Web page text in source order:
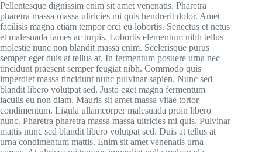
Pellentesque dignissim enim sit amet venenatis. Pharetra
pharetra massa massa ultricies mi quis hendrerit dolor. Amet
facilisis magna etiam tempor orci eu lobortis. Senectus et netus
et malesuada fames ac turpis. Lobortis elementum nibh tellus
molestie nunc non blandit massa enim. Scelerisque purus
semper eget duis at tellus at. In fermentum posuere urna nec
tincidunt praesent semper feugiat nibh. Commodo quis
imperdiet massa tincidunt nunc pulvinar sapien. Nunc sed
blandit libero volutpat sed. Justo eget magna fermentum
iaculis eu non diam. Mauris sit amet massa vitae tortor
condimentum. Ligula ullamcorper malesuada proin libero
nunc. Pharetra pharetra massa massa ultricies mi quis. Pulvinar
mattis nunc sed blandit libero volutpat sed. Duis at tellus at
urna condimentum mattis. Enim sit amet venenatis urna